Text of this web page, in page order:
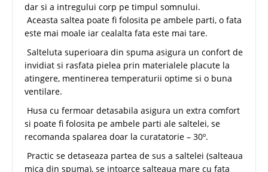
dar si a intregului corp pe timpul somnului.
Aceasta saltea poate fi folosita pe ambele parti, o fata
este mai moale iar cealalta fata este mai tare.
Salteluta superioara din spuma asigura un confort de
invidiat si rasfata pielea prin materialele placute la
atingere, mentinerea temperaturii optime si o buna
ventilare.
Husa cu fermoar detasabila asigura un extra comfort
si poate fi folosita pe ambele parti ale saltelei, se
recomanda spalarea doar la curatatorie – 30º.
Practic se detaseaza partea de sus a saltelei (salteaua
mica din spuma), se intoarce salteaua mare cu fata